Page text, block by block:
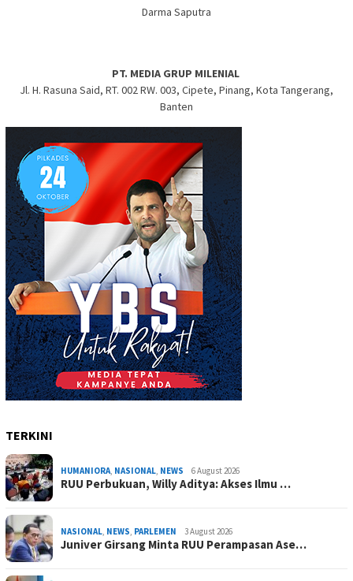
Darma Saputra
PT. MEDIA GRUP MILENIAL
Jl. H. Rasuna Said, RT. 002 RW. 003, Cipete, Pinang, Kota Tangerang,
Banten
TERKINI
HUMANIORA, NASIONAL, NEWS 6 August 2026
RUU Perbukuan, Willy Aditya: Akses Ilmu …
NASIONAL, NEWS, PARLEMEN 3 August 2026
Juniver Girsang Minta RUU Perampasan Ase…